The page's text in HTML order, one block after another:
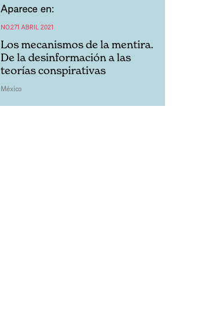
Aparece en:
NO.271 ABRIL 2021
Los mecanismos de la mentira.
De la desinformación a las
teorías conspirativas
México